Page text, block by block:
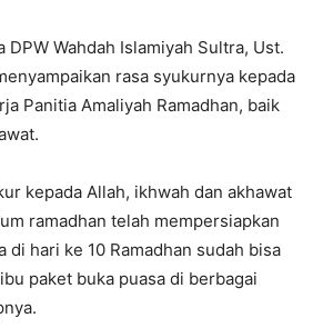
DPW Wahdah Islamiyah Sultra, Ust.
rasa syukurnya kepada
Panitia Amaliyah Ramadhan, baik
kepada Allah, ikhwah dan akhawat
ramadhan telah mempersiapkan
di hari ke 10 Ramadhan sudah bisa
paket buka puasa di berbagai